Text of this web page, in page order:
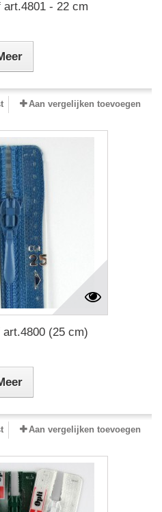
art.4801 - 22 cm
Aan vergelijken toevoegen
(25 cm)
Aan vergelijken toevoegen